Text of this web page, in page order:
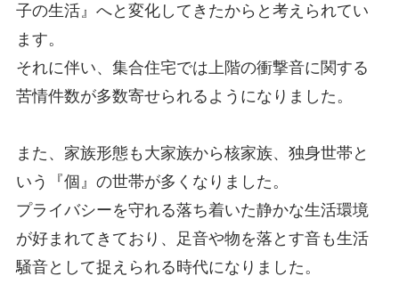
子の生活』へと変化してきたからと考えられてい
ます。
それに伴い、集合住宅では上階の衝撃音に関する
苦情件数が多数寄せられるようになりました。
また、家族形態も大家族から核家族、独身世帯と
いう『個』の世帯が多くなりました。
プライバシーを守れる落ち着いた静かな生活環境
が好まれてきており、足音や物を落とす音も生活
騒音として捉えられる時代になりました。